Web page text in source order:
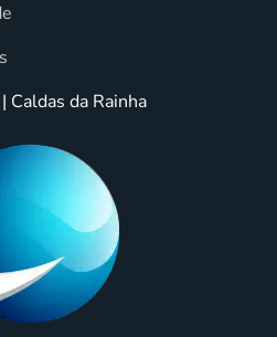
Caldas da Rainha